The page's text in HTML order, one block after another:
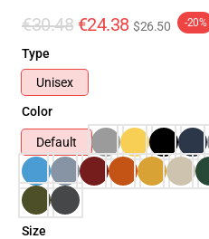
€30.48 €24.38 $26.50 -20%
Type
Unisex
Color
Default
Size